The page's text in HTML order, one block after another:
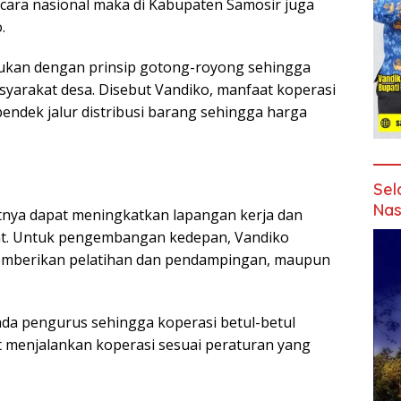
nasional maka di Kabupaten Samosir juga
dengan prinsip gotong-royong sehingga
desa. Disebut Vandiko, manfaat koperasi
jalur distribusi barang sehingga harga
dapat meningkatkan lapangan kerja dan
Untuk pengembangan kedepan, Vandiko
pelatihan dan pendampingan, maupun
pengurus sehingga koperasi betul-betul
koperasi sesuai peraturan yang